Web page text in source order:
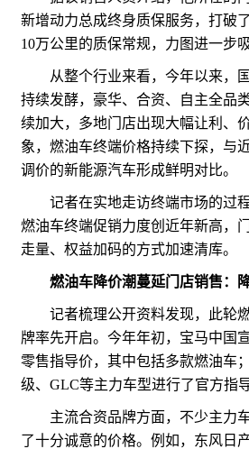
新增动力总成终身质保服务，打破
10万公里的质保常规，力图进一步
从整个行业来看，今年以来，国
持续发酵，豪华、合资、自主全品
续加大，多地门店出现大幅让利、
象，燃油车终端价格持续下探，与
调价的新能源汽车形成鲜明对比。
记者在实地走访终端市场的过
燃油车终端促销力度创近年新高，
走量、权益加码的方式加速清库。
燃油车降价潮蔓延门店销售：
记者梳理公开资料发现，此轮燃
牌率先开启。今年年初，宝马中国
零售指导价，其中包括多款燃油车
级、GLC等主力车型进行了官方指
主流合资品牌方面，不少主力车
了十分诚意的价格。例如，东风日